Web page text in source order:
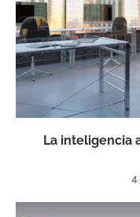
La inteligencia
4